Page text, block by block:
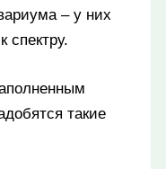
– у них
спектру.
такие